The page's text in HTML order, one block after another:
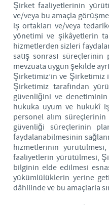
Şirket faaliyetlerinin
ve/veya bu amaçla
iş ortakları ve/veya
yönetimi ve şikâyetlerin
hizmetlerden sizleri
satış sonrası
mevzuata uygun şekilde
Şirketimiz’in ve
Şirketimiz tarafından
güvenliğini ve
hukuka uyum ve hukukî
personel alım
güvenliği süreçlerinin
faydalanabilmesinin
hizmetlerinin
faaliyetlerin yürütülmesi,
bilginin elde edilmesi
yükümlülüklerin yerine
dâhilinde ve bu amaçlarla